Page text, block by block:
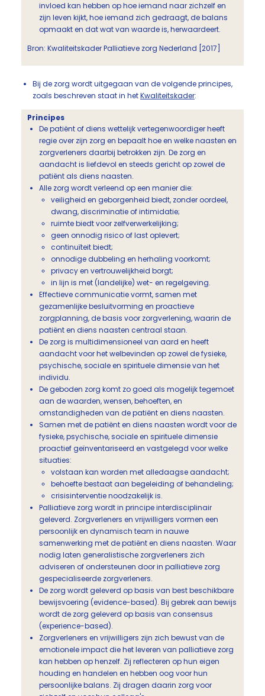
invloed kan hebben op hoe iemand naar zichzelf en
zijn leven kijkt, hoe iemand zich gedraagt, de balans
opmaakt en dat wat van waarde is, herwaardeert.
Bron: Kwaliteitskader Palliatieve zorg Nederland [2017]
Bij de zorg wordt uitgegaan van de volgende principes,
zoals beschreven staat in hetKwaliteitskader:
Principes
De patiënt of diens wettelijk vertegenwoordiger heeft
regie over zijn zorg en bepaalt hoe en welke naasten en
zorgverleners daarbij betrokken zijn. De zorg en
aandacht is liefdevol en steeds gericht op zowel de
patiënt als diens naasten.
Alle zorg wordt verleend op een manier die:
veiligheid en geborgenheid biedt, zonder oordeel,
dwang, discriminatie of intimidatie;
ruimte biedt voor zelfverwerkelijking;
geen onnodig risico of last oplevert;
continuïteit biedt;
onnodige dubbeling en herhaling voorkomt;
privacy en vertrouwelijkheid borgt;
in lijn is met (landelijke) wet- en regelgeving.
Effectieve communicatie vormt, samen met
gezamenlijke besluitvorming en proactieve
zorgplanning, de basis voor zorgverlening, waarin de
patiënt en diens naasten centraal staan.
De zorg is multidimensioneel van aard en heeft
aandacht voor het welbevinden op zowel de fysieke,
psychische, sociale en spirituele dimensie van het
individu.
De geboden zorg komt zo goed als mogelijk tegemoet
aan de waarden, wensen, behoeften, en
omstandigheden van de patiënt en diens naasten.
Samen met de patiënt en diens naasten wordt voor de
fysieke, psychische, sociale en spirituele dimensie
proactief geïnventariseerd en vastgelegd voor welke
situaties:
volstaan kan worden met alledaagse aandacht;
behoefte bestaat aan begeleiding of behandeling;
crisisinterventie noodzakelijk is.
Palliatieve zorg wordt in principe interdisciplinair
geleverd. Zorgverleners en vrijwilligers vormen een
persoonlijk en dynamisch team in nauwe
samenwerking met de patiënt en diens naasten. Waar
nodig laten generalistische zorgverleners zich
adviseren of ondersteunen door in palliatieve zorg
gespecialiseerde zorgverleners.
De zorg wordt geleverd op basis van best beschikbare
bewijsvoering (evidence-based). Bij gebrek aan bewijs
wordt de zorg geleverd op basis van consensus
(experience-based).
Zorgverleners en vrijwilligers zijn zich bewust van de
emotionele impact die het leveren van palliatieve zorg
kan hebben op henzelf. Zij reflecteren op hun eigen
houding en handelen en hebben oog voor hun
persoonlijke balans. Zij dragen daarin zorg voor